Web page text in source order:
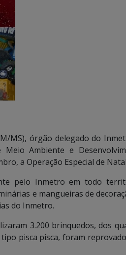
MS), órgão delegado do
Ambiente e
a Operação Especial de
pelo Inmetro em todo
e mangueiras de
do Inmetro.
3.200 brinquedos, dos
pisca pisca, foram